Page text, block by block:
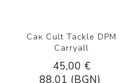
Сак Cult Tackle DPM
Carryall
45,00 €
88,01 (BGN)